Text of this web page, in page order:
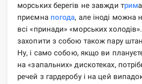
морських берегів не завжди трим
приємна погода, але іноді можна
всі «принади» «морських
захопити з собою також пару
Ну, і само собою, якщо ви
на «запальних» дискотеках,
речей з гардеробу і на цей